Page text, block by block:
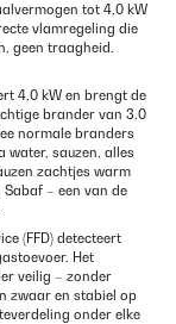
tot 4,0 kW
vlamregeling die
geen traagheid.
4,0 kW en brengt de
brander van 3,0
normale branders
water, sauzen, alles
zachtjes warm
– een van de
(FFD) detecteert
Het
veilig – zonder
zwaar en stabiel op
onder elke